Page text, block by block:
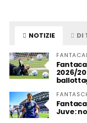
NOTIZIE DI
2026/
Juve: